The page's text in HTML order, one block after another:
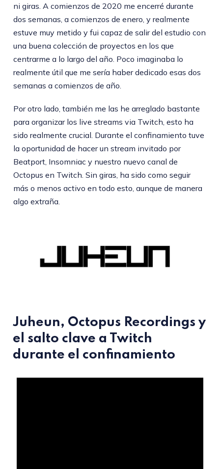
ni giras. A comienzos de 2020 me encerré durante
dos semanas, a comienzos de enero, y realmente
estuve muy metido y fui capaz de salir del estudio con
una buena colección de proyectos en los que
centrarme a lo largo del año. Poco imaginaba lo
realmente útil que me sería haber dedicado esas dos
semanas a comienzos de año.
Por otro lado, también me las he arreglado bastante
para organizar los live streams via Twitch, esto ha
sido realmente crucial. Durante el confinamiento tuve
la oportunidad de hacer un stream invitado por
Beatport, Insomniac y nuestro nuevo canal de
Octopus en Twitch. Sin giras, ha sido como seguir
más o menos activo en todo esto, aunque de manera
algo extraña.
Juheun, Octopus Recordings y
el salto clave a Twitch
durante el confinamiento